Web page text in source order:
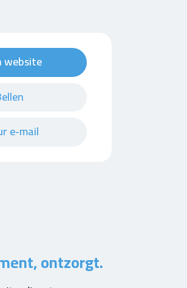
website
e-mail
ontzorgt.